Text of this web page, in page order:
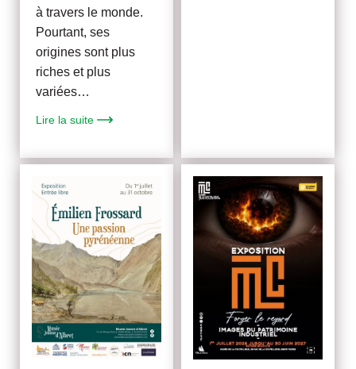
à travers le monde.
Pourtant, ses
origines sont plus
riches et plus
variées…
Lire la suite